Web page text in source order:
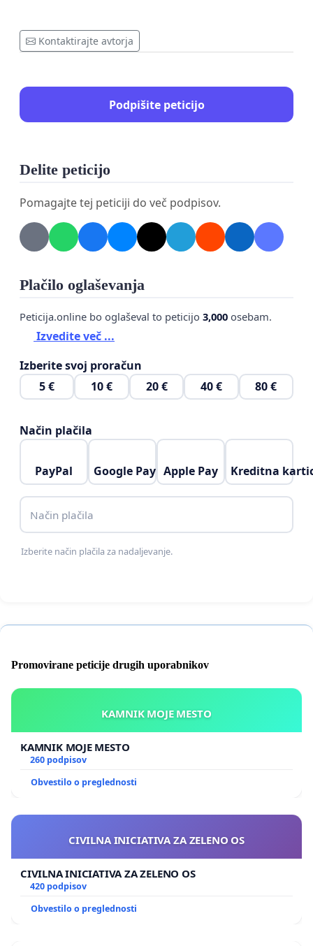
Kontaktirajte avtorja
Podpišite peticijo
Delite peticijo
Pomagajte tej peticiji do več podpisov.
Plačilo oglaševanja
Peticija.online bo oglaševal to peticijo 3,000 osebam.
Izvedite več ...
Izberite svoj proračun
5 €
10 € 20 € 40 € 80 €
Način plačila
PayPal Google Pay Apple Pay Kreditna
Način plačila
Izberite način plačila za nadaljevanje.
Promovirane peticije drugih uporabnikov
KAMNIK MOJE MESTO
KAMNIK MOJE MESTO
260 podpisov
Obvestilo o preglednosti
CIVILNA INICIATIVA ZA ZELENO OS
CIVILNA INICIATIVA ZA ZELENO OS
420 podpisov
Obvestilo o preglednosti